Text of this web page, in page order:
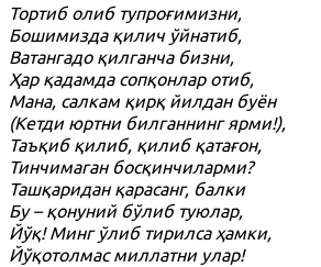
Тортиб олиб тупроғимизни,
Бошимизда қилич ўйнатиб,
Ватангадо қилганча бизни,
Ҳар қадамда сопқонлар отиб,
Мана, салкам қирқ йилдан буён
(Кетди юртни билганнинг ярми!),
Таъқиб қилиб, қилиб қатағон,
Тинчимаган босқинчиларми?
Ташқаридан қарасанг, балки
Бу – қонуний бўлиб туюлар,
Йўқ! Минг ўлиб тирилса ҳамки,
Йўқотолмас миллатни улар!